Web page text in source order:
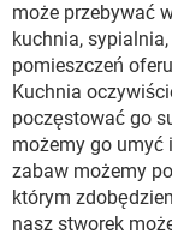
może przebywać
kuchnia,
pomieszczeń
Kuchnia
poczęstować go
możemy go umyć
zabaw możemy
którym
nasz stworek